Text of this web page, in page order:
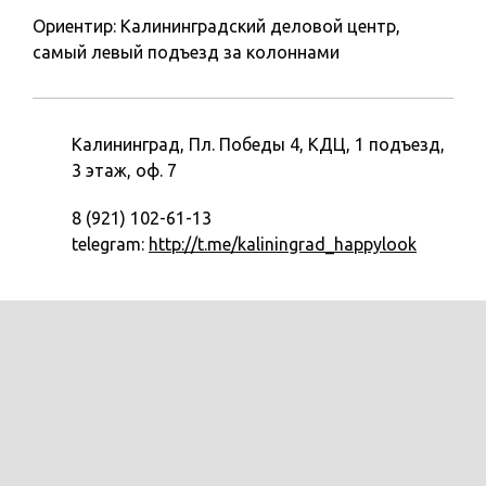
Ориентир: Калининградский деловой центр,
самый левый подъезд за колоннами
Калининград, Пл. Победы 4, КДЦ, 1 подъезд,
3 этаж, оф. 7
8 (921) 102-61-13
telegram: http://t.me/kaliningrad_happylook